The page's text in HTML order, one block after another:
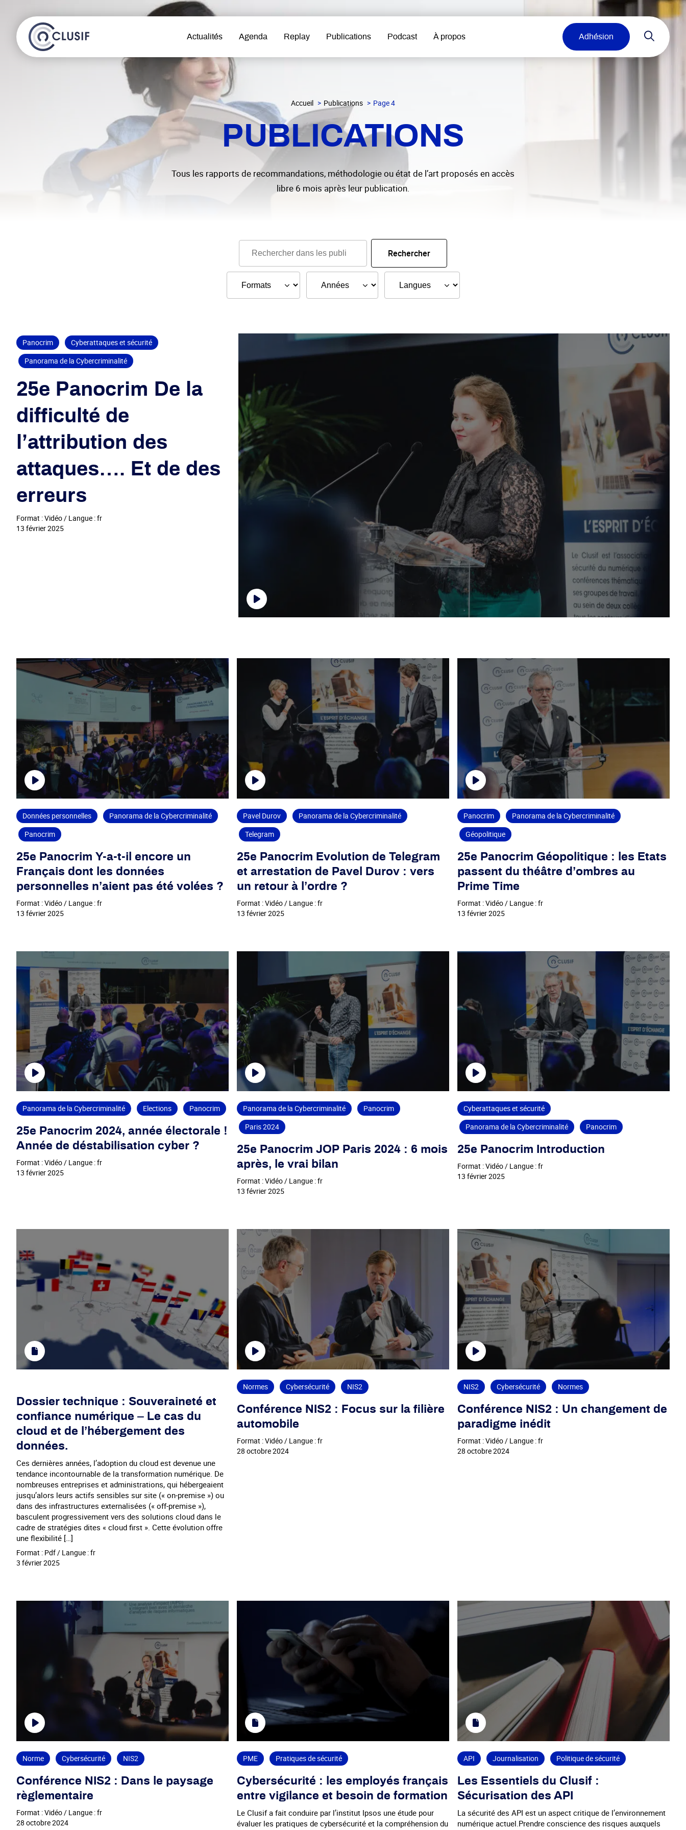
Actualités Agenda Replay Publications Podcast À propos Adhésion
Accueil Publications Page 4
PUBLICATIONS
Tous les rapports de recommandations, méthodologie ou état de l’art proposés en accès
libre 6 mois après leur publication.
Rechercher
Panocrim
Cyberattaques et sécurité
Panorama de la Cybercriminalité
25e Panocrim De la
difficulté de
l’attribution des
attaques…. Et de des
erreurs
Format : Vidéo / Langue : fr
13 février 2025
Données personnelles
Panorama de la Cybercriminalité
Panocrim
25e Panocrim Y-a-t-il encore un
Français dont les données
personnelles n’aient pas été volées ?
Format : Vidéo / Langue : fr
13 février 2025
Pavel Durov
Panorama de la Cybercriminalité
Telegram
25e Panocrim Evolution de Telegram
et arrestation de Pavel Durov : vers
un retour à l’ordre ?
Format : Vidéo / Langue : fr
13 février 2025
Panocrim
Panorama de la Cybercriminalité
Géopolitique
25e Panocrim Géopolitique : les Etats
passent du théâtre d’ombres au
Prime Time
Format : Vidéo / Langue : fr
13 février 2025
Panorama de la Cybercriminalité Elections Panocrim
25e Panocrim 2024, année électorale !
Année de déstabilisation cyber ?
Format : Vidéo / Langue : fr
13 février 2025
Panorama de la Cybercriminalité
Panocrim
Paris 2024
25e Panocrim JOP Paris 2024 : 6 mois
après, le vrai bilan
Format : Vidéo / Langue : fr
13 février 2025
Cyberattaques et sécurité
Panorama de la Cybercriminalité
Panocrim
25e Panocrim Introduction
Format : Vidéo / Langue : fr
13 février 2025
Dossier technique : Souveraineté et
confiance numérique – Le cas du
cloud et de l’hébergement des
données.
Ces dernières années, l’adoption du cloud est devenue une
tendance incontournable de la transformation numérique. De
nombreuses entreprises et administrations, qui hébergeaient
jusqu’alors leurs actifs sensibles sur site (« on-premise ») ou
dans des infrastructures externalisées (« off-premise »),
basculent progressivement vers des solutions cloud dans le
cadre de stratégies dites « cloud first ». Cette évolution offre
une flexibilité […]
Format : Pdf / Langue : fr
3 février 2025
Normes Cybersécurité NIS2
Conférence NIS2 : Focus sur la filière
automobile
Format : Vidéo / Langue : fr
28 octobre 2024
NIS2 Cybersécurité Normes
Conférence NIS2 : Un changement de
paradigme inédit
Format : Vidéo / Langue : fr
28 octobre 2024
Norme Cybersécurité NIS2
Conférence NIS2 : Dans le paysage
règlementaire
Format : Vidéo / Langue : fr
28 octobre 2024
PME Pratiques de sécurité
Cybersécurité : les employés français
entre vigilance et besoin de formation
Le Clusif a fait conduire par l’institut Ipsos une étude pour
évaluer les pratiques de cybersécurité et la compréhension du
API Journalisation Politique de sécurité
Les Essentiels du Clusif :
Sécurisation des API
La sécurité des API est un aspect critique de l’environnement
numérique actuel.Prendre conscience des risques auxquels